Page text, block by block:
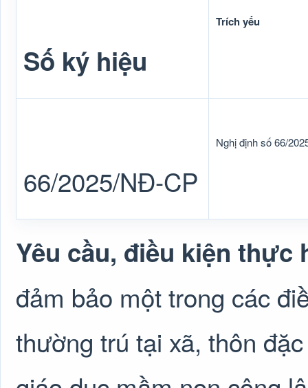
Số ký hiệu
Trích yếu
66/2025/NĐ-CP
Nghị định số 66/
Yêu cầu, điều kiện thực
đảm bảo một trong các
thường trú tại xã, thôn